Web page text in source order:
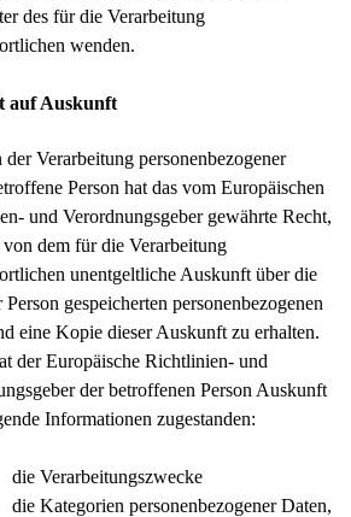
des für die Verarbeitung
wenden.
auf Auskunft
der Verarbeitung personenbezogener
Person hat das vom Europäischen
und Verordnungsgeber gewährte Recht,
von dem für die Verarbeitung
unentgeltliche Auskunft über die
Person gespeicherten personenbezogenen
eine Kopie dieser Auskunft zu erhalten.
der Europäische Richtlinien- und
der betroffenen Person Auskunft
Informationen zugestanden:
die Verarbeitungszwecke
die Kategorien personenbezogener Daten,